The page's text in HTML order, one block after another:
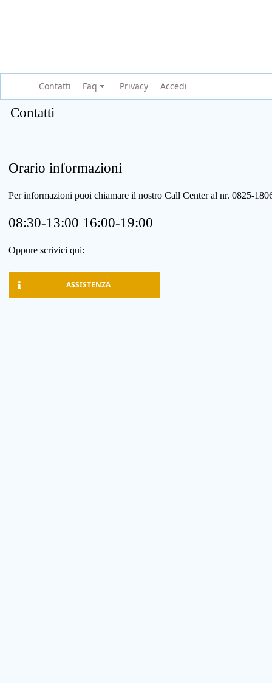
Contatti Faq Privacy Accedi
Contatti
Orario informazioni
Per informazioni puoi chiamare il nostro Call Center al nr. 0825-
08:30-13:00 16:00-19:00
Oppure scrivici qui:
ASSISTENZA